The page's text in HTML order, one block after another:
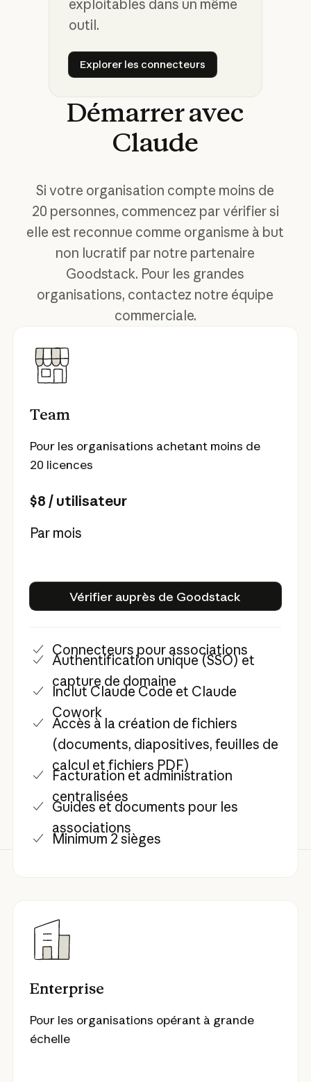
exploitables dans un même
outil.
Explorer les connecteurs
Explorer les connecteurs
Démarreravec
Claude
Si votre organisation compte moins de
20 personnes, commencez par vérifier si
elle est reconnue comme organisme à but
non lucratif par notre partenaire
Goodstack. Pour les grandes
organisations, contactez notre équipe
commerciale.
Team
Pour les organisations achetant moins de
20 licences
$8 / utilisateur
Par mois
Vérifier auprès de Goodstack
Vérifier auprès de
Connecteurs pour associations
Authentification unique (SSO) et
capture de domaine
Inclut Claude Code et Claude
Cowork
Accès à la création de fichiers
(documents, diapositives, feuilles de
calcul et fichiers PDF)
Facturation et administration
centralisées
Guides et documents pour les
associations
Minimum 2 sièges
Enterprise
Pour les organisations opérant à grande
échelle